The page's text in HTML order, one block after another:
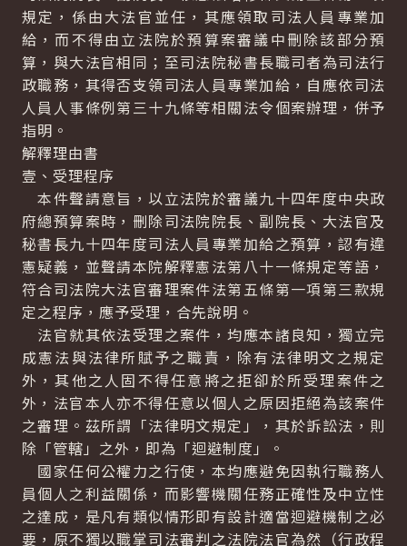
規定，係由大法官並任，其應領取司法人員專業加
給，而不得由立法院於預算案審議中刪除該部分預
算，與大法官相同；至司法院秘書長職司者為司法行
政職務，其得否支領司法人員專業加給，自應依司法
人員人事條例第三十九條等相關法令個案辦理，併予
指明。
解釋理由書
壹、受理程序
本件聲請意旨，以立法院於審議九十四年度中央政
府總預算案時，刪除司法院院長、副院長、大法官及
秘書長九十四年度司法人員專業加給之預算，認有違
憲疑義，並聲請本院解釋憲法第八十一條規定等語，
符合司法院大法官審理案件法第五條第一項第三款規
定之程序，應予受理，合先說明。
法官就其依法受理之案件，均應本諸良知，獨立完
成憲法與法律所賦予之職責，除有法律明文之規定
外，其他之人固不得任意將之拒卻於所受理案件之
外，法官本人亦不得任意以個人之原因拒絕為該案件
之審理。茲所謂「法律明文規定」，其於訴訟法，則
除「管轄」之外，即為「迴避制度」。
國家任何公權力之行使，本均應避免因執行職務人
員個人之利益關係，而影響機關任務正確性及中立性
之達成，是凡有類似情形即有設計適當迴避機制之必
要，原不獨以職掌司法審判之法院法官為然（行政程